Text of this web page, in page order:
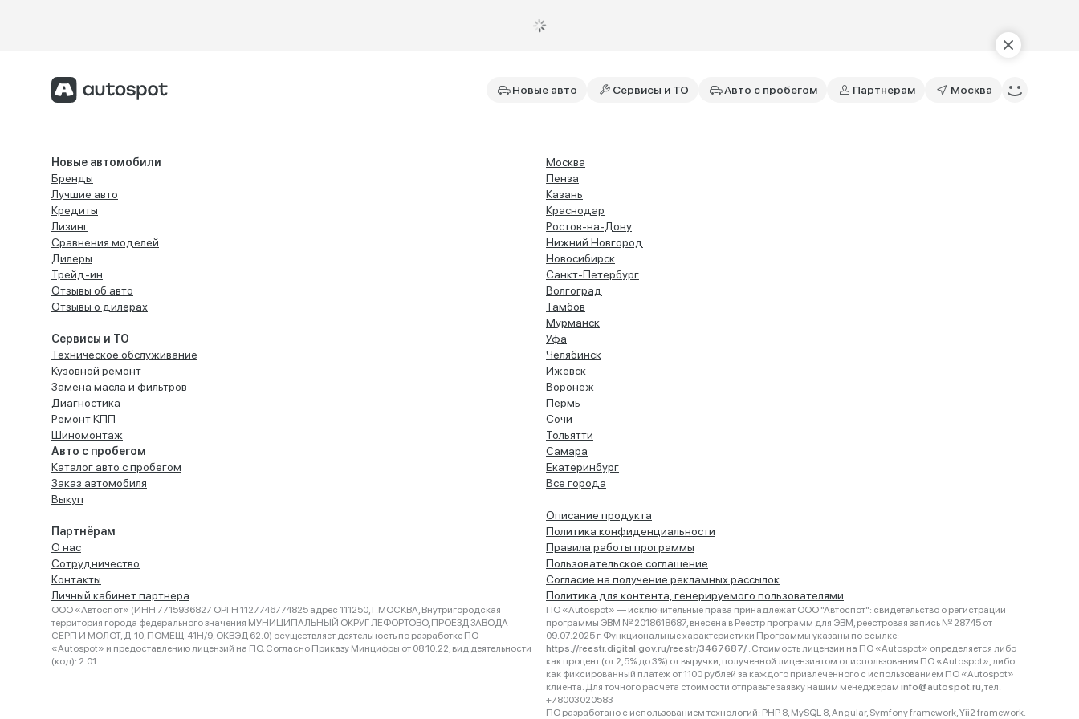
Новые авто Сервисы и ТО Авто с пробегом Партнерам Москва
Новые автомобили
Бренды
Лучшие авто
Кредиты
Лизинг
Сравнения моделей
Дилеры
Трейд-ин
Отзывы об авто
Отзывы о дилерах
Сервисы и ТО
Техническое обслуживание
Кузовной ремонт
Замена масла и фильтров
Диагностика
Ремонт КПП
Шиномонтаж
Авто с пробегом
Каталог авто с пробегом
Заказ автомобиля
Выкуп
Партнёрам
О нас
Сотрудничество
Контакты
Личный кабинет партнера
Москва
Пенза
Казань
Краснодар
Ростов-на-Дону
Нижний Новгород
Новосибирск
Санкт-Петербург
Волгоград
Тамбов
Мурманск
Уфа
Челябинск
Ижевск
Воронеж
Пермь
Сочи
Тольятти
Самара
Екатеринбург
Все города
Описание продукта
Политика конфиденциальности
Правила работы программы
Пользовательское соглашение
Согласие на получение рекламных рассылок
Политика для контента, генерируемого пользователями
ООО «Автоспот» (ИНН 7715936827 ОРГН 1127746774825 адрес 111250, Г.МОСКВА, Внутригородская
территория города федерального значения МУНИЦИПАЛЬНЫЙ ОКРУГ ЛЕФОРТОВО, ПРОЕЗД ЗАВОДА
СЕРП И МОЛОТ, Д. 10, ПОМЕЩ. 41Н/9, ОКВЭД 62.0) осуществляет деятельность по разработке ПО
«Autospot» и предоставлению лицензий на ПО. Согласно Приказу Минцифры от 08.10.22, вид деятельности
(код): 2.01.
ПО «Autospot» — исключительные права принадлежат ООО "Автоспот": свидетельство о регистрации
программы ЭВМ № 2018618687, внесена в Реестр программ для ЭВМ, реестровая запись № 28745 от
09.07.2025 г. Функциональные характеристики Программы указаны по ссылке:
https://reestr.digital.gov.ru/reestr/3467687/ . Стоимость лицензии на ПО «Autospot» определяется либо
как процент (от 2,5% до 3%) от выручки, полученной лицензиатом от использования ПО «Autospot», либо
как фиксированный платеж от 1100 рублей за каждого привлеченного с использованием ПО «Autospot»
клиента. Для точного расчета стоимости отправьте заявку нашим менеджерам info@autospot.ru, тел.
+78003020583
ПО разработано с использованием технологий: PHP 8, MySQL 8, Angular, Symfony framework, Yii2 framework.